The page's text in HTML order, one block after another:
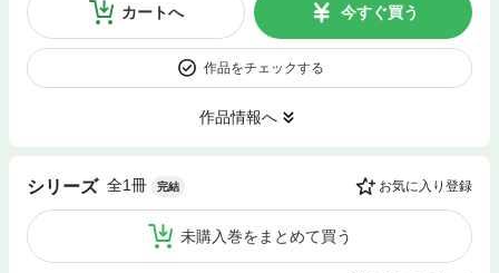
カートへ 今すぐ買う
作品をチェックする
作品情報へ
シリーズ 全1冊 完結 お気に入り登録
未購入巻をまとめて買う